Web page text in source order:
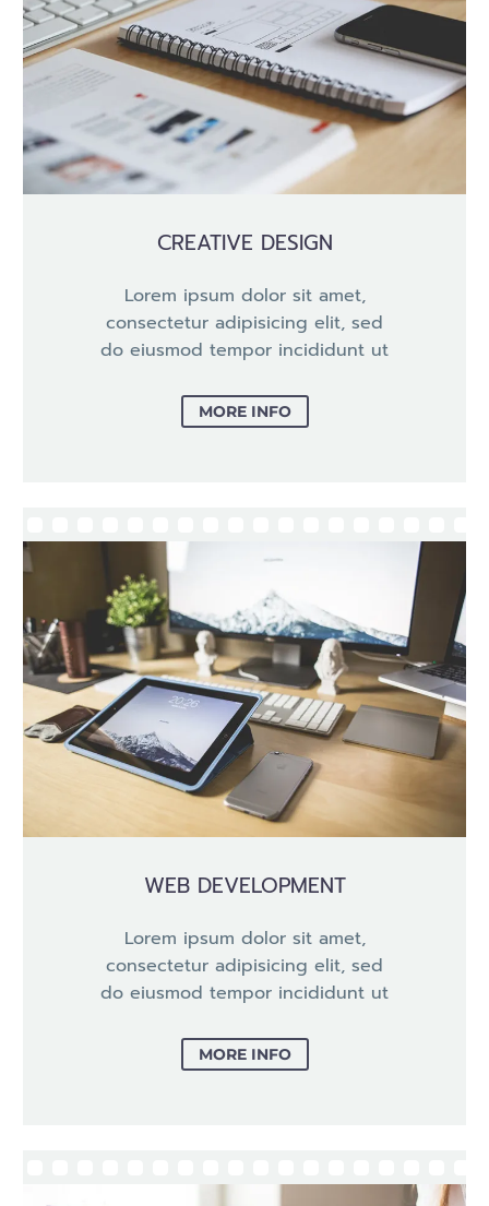
CREATIVE DESIGN
Lorem ipsum dolor sit amet,
consectetur adipisicing elit, sed
do eiusmod tempor incididunt ut
MORE INFO
WEB DEVELOPMENT
Lorem ipsum dolor sit amet,
consectetur adipisicing elit, sed
do eiusmod tempor incididunt ut
MORE INFO